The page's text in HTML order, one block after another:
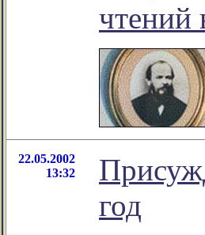
чтений
22.05.2002
13:32
год